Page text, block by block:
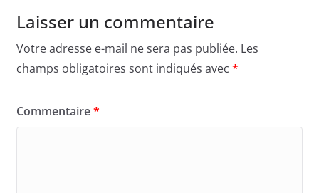
Laisser un commentaire
Votre adresse e-mail ne sera pas publiée. Les
champs obligatoires sont indiqués avec *
Commentaire*